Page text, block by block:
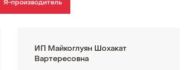
Я-производитель
ИП Майкоглуян Шохакат
Вартересовна